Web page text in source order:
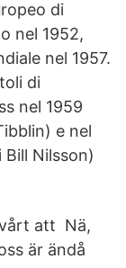
di
nel 1952,
nel 1957.
di
nel 1959
e nel
Nilsson)
att Nä,
är ändå